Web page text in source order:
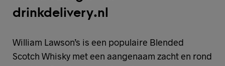
drinkdelivery.nl
William Lawson’s is een populaire Blended
Scotch Whisky met een aangenaam zacht en rond